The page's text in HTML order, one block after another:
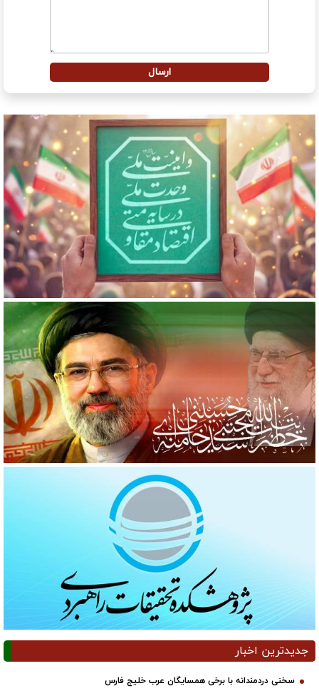
جدیدترین اخبار
سخنی دردمندانه با برخی همسایگان عرب خلیج فارس